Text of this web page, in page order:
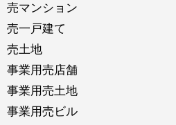
売マンション
売一戸建て
売土地
事業用売店舗
事業用売土地
事業用売ビル